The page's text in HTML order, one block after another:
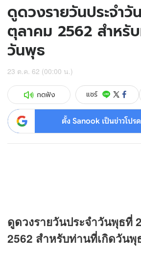
ดูดวงรายวันประจำ
ตุลาคม 2562 สำหรั
วันพุธ
23 ต.ค. 62 (00:00 น.)
กดฟัง แชร์
ตั้ง Sanook เป็นข่าวโป
ดูดวงรายวันประจำวันพุธที่
2562 สำหรับท่านที่เกิดวันพุ